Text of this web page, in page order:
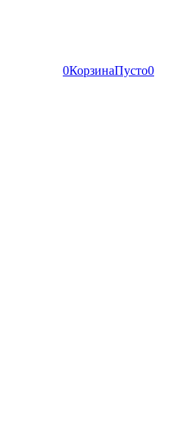
0КорзинаПусто0